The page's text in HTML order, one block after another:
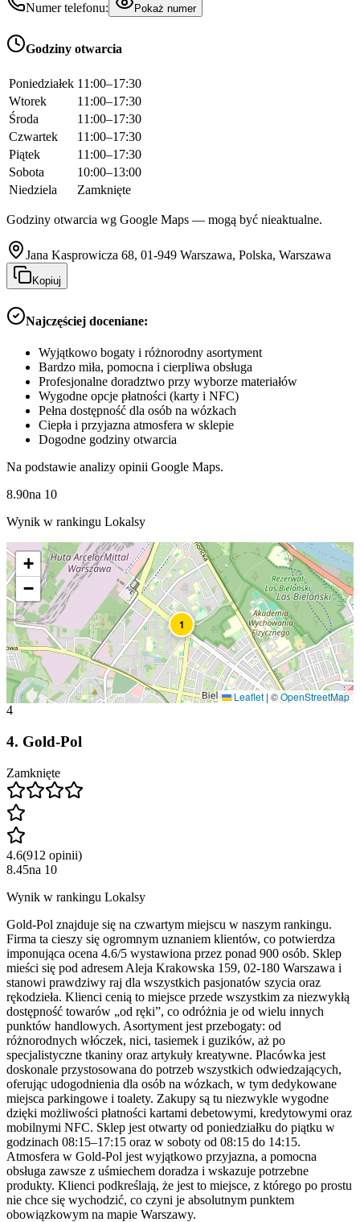
Numer telefonu: Pokaż numer
Godziny otwarcia
Poniedziałek 11:00–17:30
Wtorek
11:00–17:30
Środa
11:00–17:30
Czwartek
11:00–17:30
Piątek
11:00–17:30
Sobota
10:00–13:00
Niedziela
Zamknięte
Godziny otwarcia wg Google Maps — mogą być nieaktualne.
Jana Kasprowicza 68, 01-949 Warszawa, Polska, Warszawa
Kopiuj
Najczęściej doceniane:
Wyjątkowo bogaty i różnorodny asortyment
Bardzo miła, pomocna i cierpliwa obsługa
Profesjonalne doradztwo przy wyborze materiałów
Wygodne opcje płatności (karty i NFC)
Pełna dostępność dla osób na wózkach
Ciepła i przyjazna atmosfera w sklepie
Dogodne godziny otwarcia
Na podstawie analizy opinii Google Maps.
8.90na 10
Wynik w rankingu Lokalsy
1
+
−
Leaflet | ©OpenStreetMap
4
4. Gold-Pol
Zamknięte
4.6(912 opinii)
8.45na 10
Wynik w rankingu Lokalsy
Gold-Pol znajduje się na czwartym miejscu w naszym rankingu.
Firma ta cieszy się ogromnym uznaniem klientów, co potwierdza
imponująca ocena 4.6/5 wystawiona przez ponad 900 osób. Sklep
mieści się pod adresem Aleja Krakowska 159, 02-180 Warszawa i
stanowi prawdziwy raj dla wszystkich pasjonatów szycia oraz
rękodzieła. Klienci cenią to miejsce przede wszystkim za niezwykłą
dostępność towarów „od ręki”, co odróżnia je od wielu innych
punktów handlowych. Asortyment jest przebogaty: od
różnorodnych włóczek, nici, tasiemek i guzików, aż po
specjalistyczne tkaniny oraz artykuły kreatywne. Placówka jest
doskonale przystosowana do potrzeb wszystkich odwiedzających,
oferując udogodnienia dla osób na wózkach, w tym dedykowane
miejsca parkingowe i toalety. Zakupy są tu niezwykle wygodne
dzięki możliwości płatności kartami debetowymi, kredytowymi oraz
mobilnymi NFC. Sklep jest otwarty od poniedziałku do piątku w
godzinach 08:15–17:15 oraz w soboty od 08:15 do 14:15.
Atmosfera w Gold-Pol jest wyjątkowo przyjazna, a pomocna
obsługa zawsze z uśmiechem doradza i wskazuje potrzebne
produkty. Klienci podkreślają, że jest to miejsce, z którego po prostu
nie chce się wychodzić, co czyni je absolutnym punktem
obowiązkowym na mapie Warszawy.